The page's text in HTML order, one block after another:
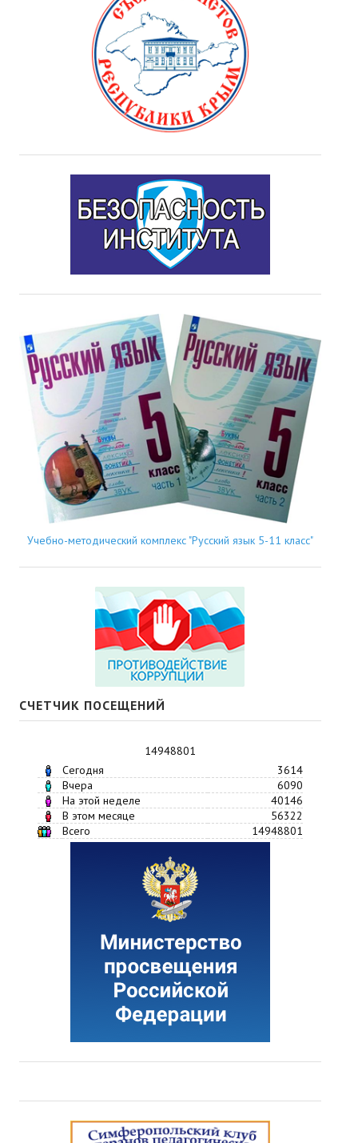
Учебно-методический комплекс "Русский язык 5-11 класс"
СЧЕТЧИК ПОСЕЩЕНИЙ
14948801
Сегодня
3614
Вчера
6090
На этой неделе
40146
В этом месяце
56322
Всего
14948801